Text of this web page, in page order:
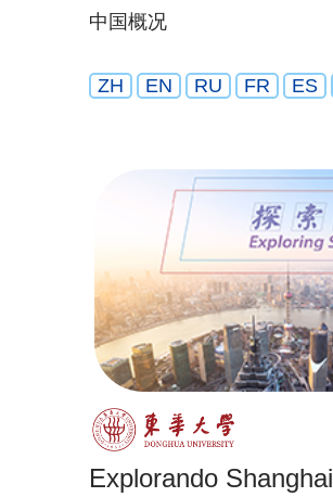
中国概况
ZH EN RU FR ES
Explorando Shanghai